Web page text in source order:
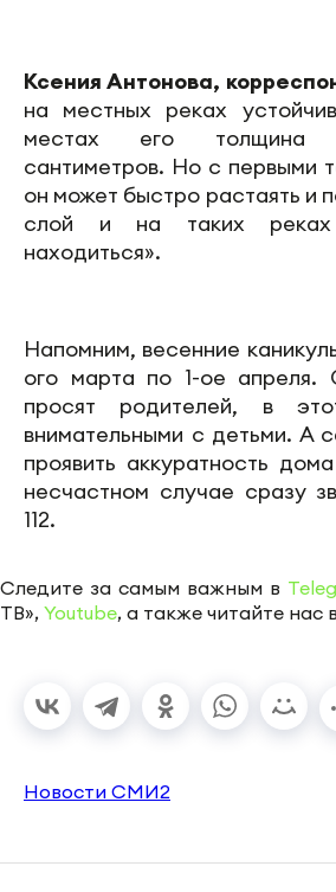
Ксения Антонова,
на местных реках
местах его толщина
сантиметров. Но с первыми
он может быстро растаять и
слой и на таких
находиться».
Напомним, весенние
ого марта по 1-ое апреля.
просят родителей, в
внимательными с детьми. А
проявить аккуратность
несчастном случае сразу
112.
Следите за самым важным в
ТВ», Youtube, а также читайте нас в
Новости СМИ2